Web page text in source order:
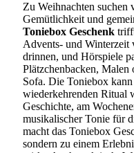
Zu Weihnachten suchen
Gemütlichkeit und
Toniebox Geschenk
Advents- und Winterzeit
drinnen, und Hörspiele
Plätzchenbacken,
Sofa. Die Toniebox
wiederkehrenden Ritual
Geschichte, am
musikalischer Tonie für
macht das Toniebox
sondern zu einem